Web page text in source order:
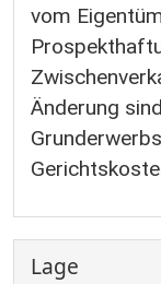
vom
Änderung
Lage